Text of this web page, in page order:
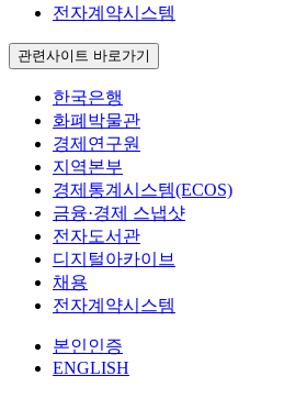
전자계약시스템
관련사이트 바로가기
한국은행
화폐박물관
경제연구원
지역본부
경제통계시스템(ECOS)
금융·경제 스냅샷
전자도서관
디지털아카이브
채용
전자계약시스템
본인인증
ENGLISH